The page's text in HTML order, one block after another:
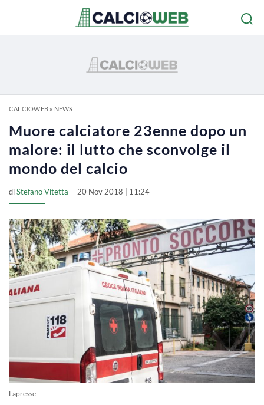
CALCIOWEB» NEWS
Muore calciatore 23enne dopo un
malore: il lutto che sconvolge il
mondo del calcio
diStefano Vitetta 20 Nov 2018 | 11:24
Lapresse